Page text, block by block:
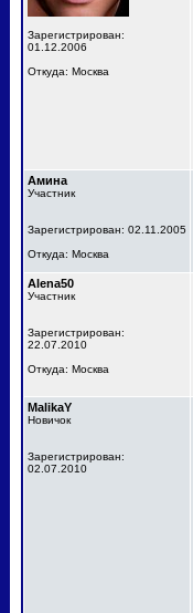
Зарегистрирован:
01.12.2006
Откуда: Москва
Амина
Участник
Зарегистрирован: 02.11.2005
Откуда: Москва
Alena50
Участник
Зарегистрирован:
22.07.2010
Откуда: Москва
MalikaY
Новичок
Зарегистрирован:
02.07.2010